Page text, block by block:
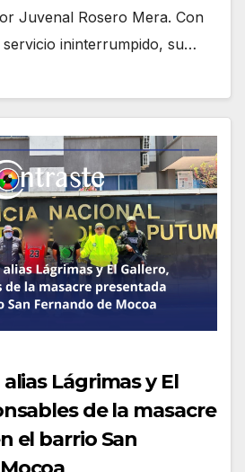
Juvenal Rosero Mera. Con
servicio ininterrumpido, su…
Lágrimas y El
de la masacre
el barrio San